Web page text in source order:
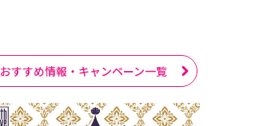
おすすめ情報・キャンペーン一覧